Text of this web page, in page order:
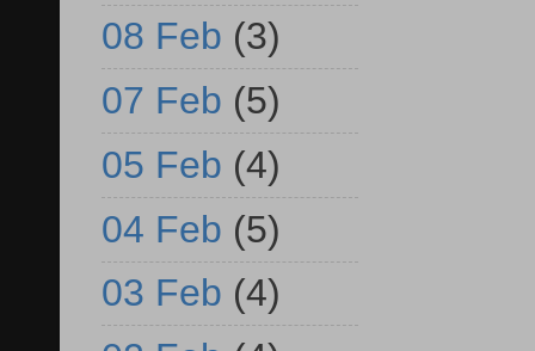
08 Feb (3)
07 Feb (5)
05 Feb (4)
04 Feb (5)
03 Feb (4)